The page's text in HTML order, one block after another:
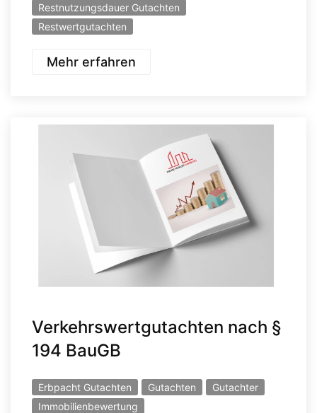
Restnutzungsdauer Gutachten
Restwertgutachten
Mehr erfahren
Verkehrswertgutachten nach §
194 BauGB
Erbpacht Gutachten Gutachten
Gutachter
Immobilienbewertung